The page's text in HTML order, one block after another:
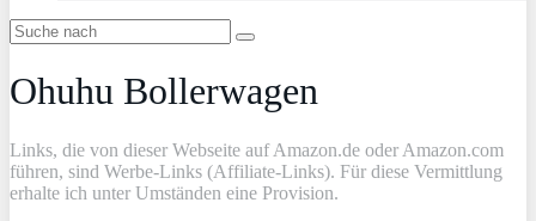
Ohuhu Bollerwagen
Links, die von dieser Webseite auf Amazon.de oder Amazon.com
führen, sind Werbe-Links (Affiliate-Links). Für diese Vermittlung
erhalte ich unter Umständen eine Provision.